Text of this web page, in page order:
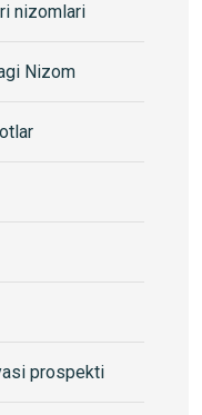
nizomlari
Nizom
prospekti